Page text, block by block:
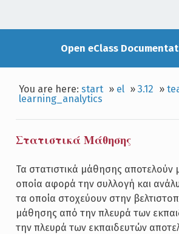
Open eClass
You are here:start » el »3.12 »
learning_analytics
Στατιστικά Μάθησης
Τα στατιστικά μάθησης αποτελούν
οποία αφορά την συλλογή και
τα οποία στοχεύουν στην
μάθησης από την πλευρά των
την πλευρά των εκπαιδευτών